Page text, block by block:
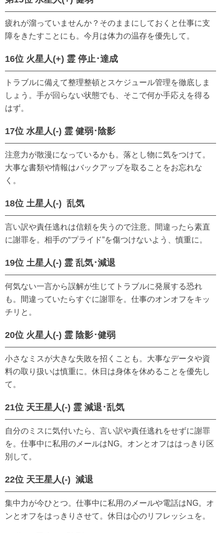
疲れが溜っていませんか？そのままにしておくと仕事に支
障をきたすことにも。今月は体力の温存を優先して。
16位 火星人(+) 霊 停止･達成
トラブルに備えて整理整頓とスケジュール管理を徹底しま
しょう。手が回らない状態でも、そこで何か手応えを得る
はず。
17位 水星人(-) 霊 健弱･陰影
注意力が散漫になっているかも。落とし物に気をつけて。
大事な書類や情報はバックアップを取ることをお忘れな
く。
18位 土星人(-) 乱気
言い訳や責任逃れは信頼を失うので注意。間違ったら素直
に謝罪を。相手の“プライド”を傷つけないよう、慎重に。
19位 土星人(-) 霊 乱気･減退
何気ない一言から誤解が生じてトラブルに発展する恐れ
も。間違っていたらすぐに謝罪を。仕事のオンオフをキッ
チリと。
20位 火星人(-) 霊 陰影･健弱
小さなミスが大きな失敗を招くことも。大事なデータや資
料の取り扱いは慎重に。休日は身体を休めることを優先し
て。
21位 天王星人(-) 霊 減退･乱気
自分のミスに気付いたら、言い訳や責任逃れをせずに謝罪
を。仕事中に私用のメールはNG。オンとオフははっきり区
別して。
22位 天王星人(-) 減退
集中力が今ひとつ。仕事中に私用のメールや電話はNG。オ
ンとオフをはっきりさせて。休日は心のリフレッシュを。